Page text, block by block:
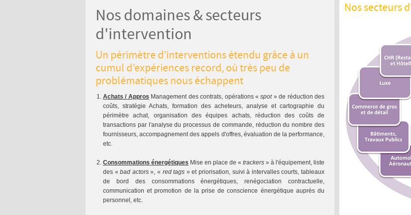
Nos domaines & secteurs
d'intervention
Un périmètre d’interventions étendu grâce à un
cumul d’expériences record, où très peu de
problématiques nous échappent
Achats / Appros Management des contrats, opérations «spot» de réduction des
coûts, stratégie Achats, formation des acheteurs, analyse et cartographie du
périmètre achat, organisation des équipes achats, réduction des coûts de
transactions par l'analyse du processus de commande, réduction du nombre des
fournisseurs, accompagnement des appels d'offres, évaluation de la performance,
etc.
Consommations énergétiques Mise en place de « trackers » à l'équipement, liste
des «bad actors», « red tags » et priorisation, suivi à intervalles courts, tableaux
de bord des consommations énergétiques, renégociation contractuelle,
communication et promotion de la prise de conscience énergétique auprès du
personnel, etc.
Nos secteurs